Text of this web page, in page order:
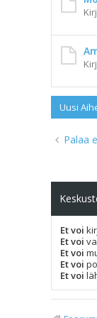
Uusi
Palaa
Et voi
Et voi
Et voi
Et voi
Et voi